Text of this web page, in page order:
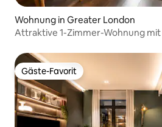
Wohnung in Greater London
Attraktive 1-Zimmer-Wohnung mit
Gäste-Favorit
Gäste-Favorit